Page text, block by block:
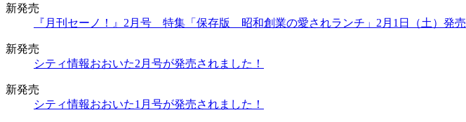
新発売
『月刊セーノ！』2月号 特集「保存版 昭和創業の愛されランチ」2月1日（土）発売
新発売
シティ情報おおいた2月号が発売されました！
新発売
シティ情報おおいた1月号が発売されました！